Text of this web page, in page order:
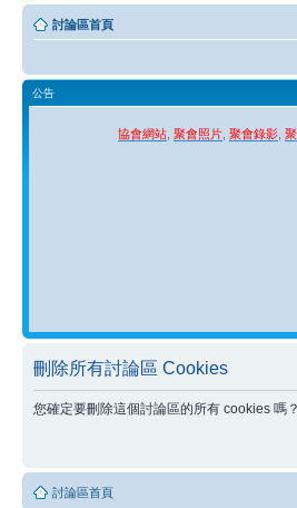
討論區首頁
公告
協會網站 聚會照片 聚會錄影
刪除所有討論區 Cookies
您確定要刪除這個討論區的所有 cookies 嗎？
討論區首頁